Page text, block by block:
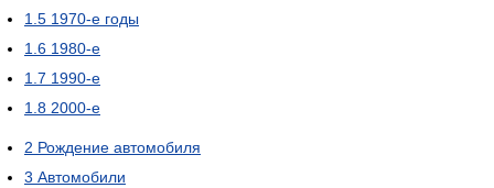
1.5 1970-е годы
1.6 1980-е
1.7 1990-е
1.8 2000-e
2 Рождение автомобиля
3 Автомобили